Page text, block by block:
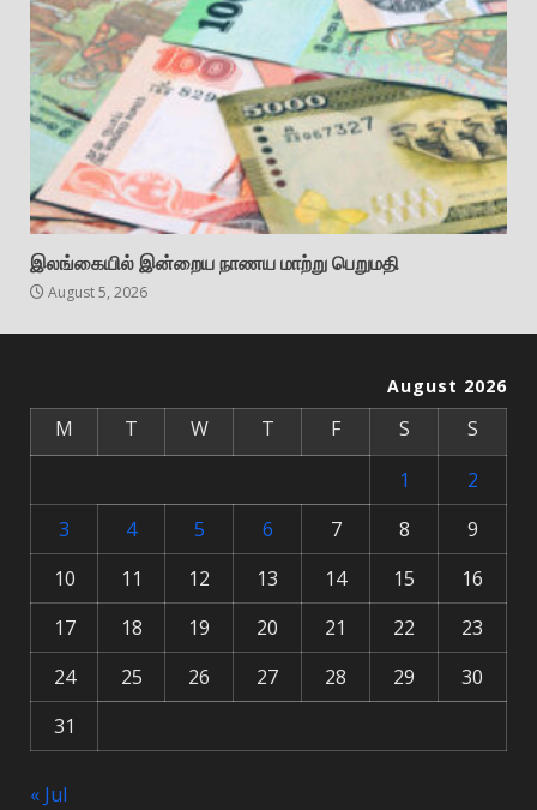
இலங்கையில் இன்றைய நாணய மாற்று பெறுமதி
August 5, 2026
August 2026
M T W T F S
S
1
2
3
4 5 6 7 8
9
10
11 12 13 14 15
16
17
18 19 20 21 22
23
24
25 26 27 28 29
30
31
« Jul